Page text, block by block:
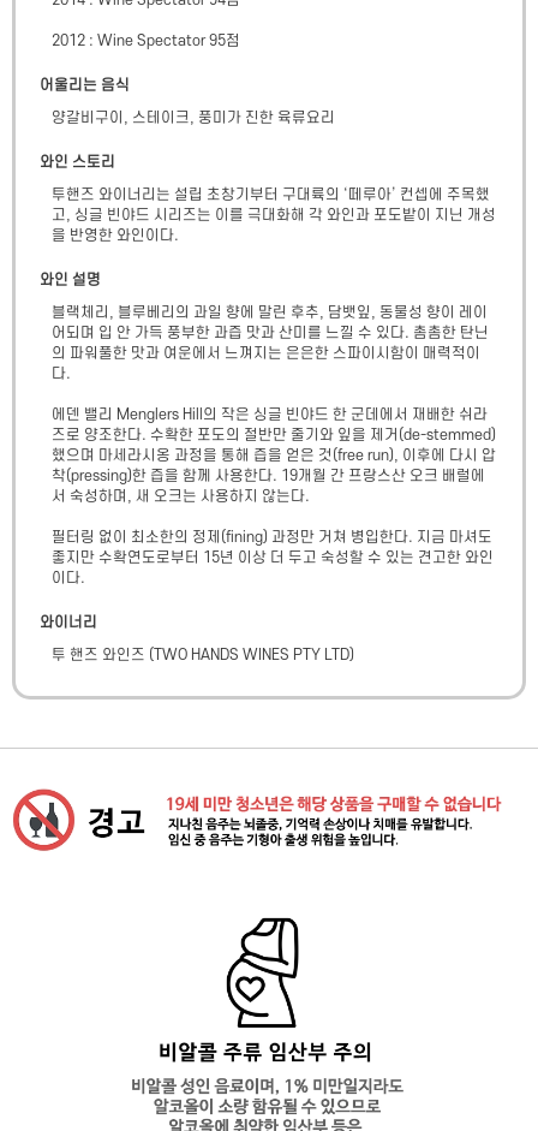
2012 : Wine Spectator 95점
어울리는 음식
양갈비구이, 스테이크, 풍미가 진한 육류요리
와인 스토리
투핸즈 와이너리는 설립 초창기부터 구대륙의 ‘떼루아’ 컨셉에 주목했
고, 싱글 빈야드 시리즈는 이를 극대화해 각 와인과 포도밭이 지닌 개성
을 반영한 와인이다.
와인 설명
블랙체리, 블루베리의 과일 향에 말린 후추, 담뱃잎, 동물성 향이 레이
어되며 입 안 가득 풍부한 과즙 맛과 산미를 느낄 수 있다. 촘촘한 탄닌
의 파워풀한 맛과 여운에서 느껴지는 은은한 스파이시함이 매력적이
다.
에덴 밸리 Menglers Hill의 작은 싱글 빈야드 한 군데에서 재배한 쉬라
즈로 양조한다. 수확한 포도의 절반만 줄기와 잎을 제거(de-stemmed)
했으며 마세라시옹 과정을 통해 즙을 얻은 것(free run), 이후에 다시 압
착(pressing)한 즙을 함께 사용한다. 19개월 간 프랑스산 오크 배럴에
서 숙성하며, 새 오크는 사용하지 않는다.
필터링 없이 최소한의 정제(fining) 과정만 거쳐 병입한다. 지금 마셔도
좋지만 수확연도로부터 15년 이상 더 두고 숙성할 수 있는 견고한 와인
이다.
와이너리
투 핸즈 와인즈 ( TWO HANDS WINES PTY LTD)